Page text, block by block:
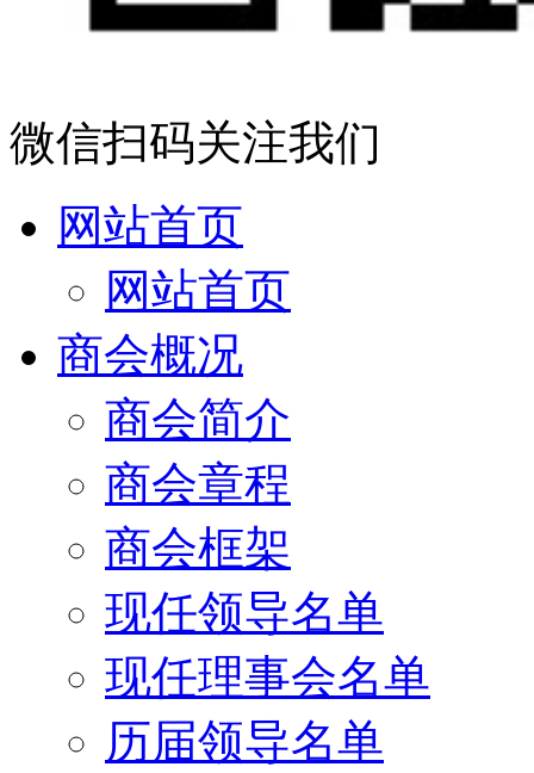
微信扫码关注我们
网站首页
网站首页
商会概况
商会简介
商会章程
商会框架
现任领导名单
现任理事会名单
历届领导名单